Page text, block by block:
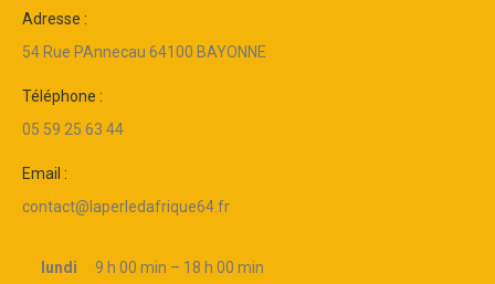
Adresse :
54 Rue PAnnecau 64100 BAYONNE
Téléphone :
05 59 25 63 44
Email :
contact@laperledafrique64.fr
lundi
9 h 00 min – 18 h 00 min